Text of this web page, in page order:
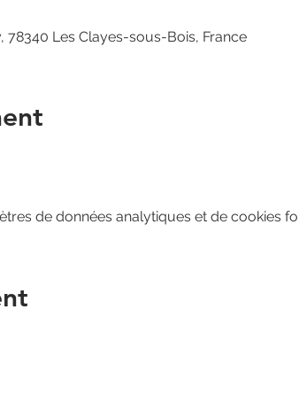
78340 Les Clayes-sous-Bois, France
de données analytiques et de cookies